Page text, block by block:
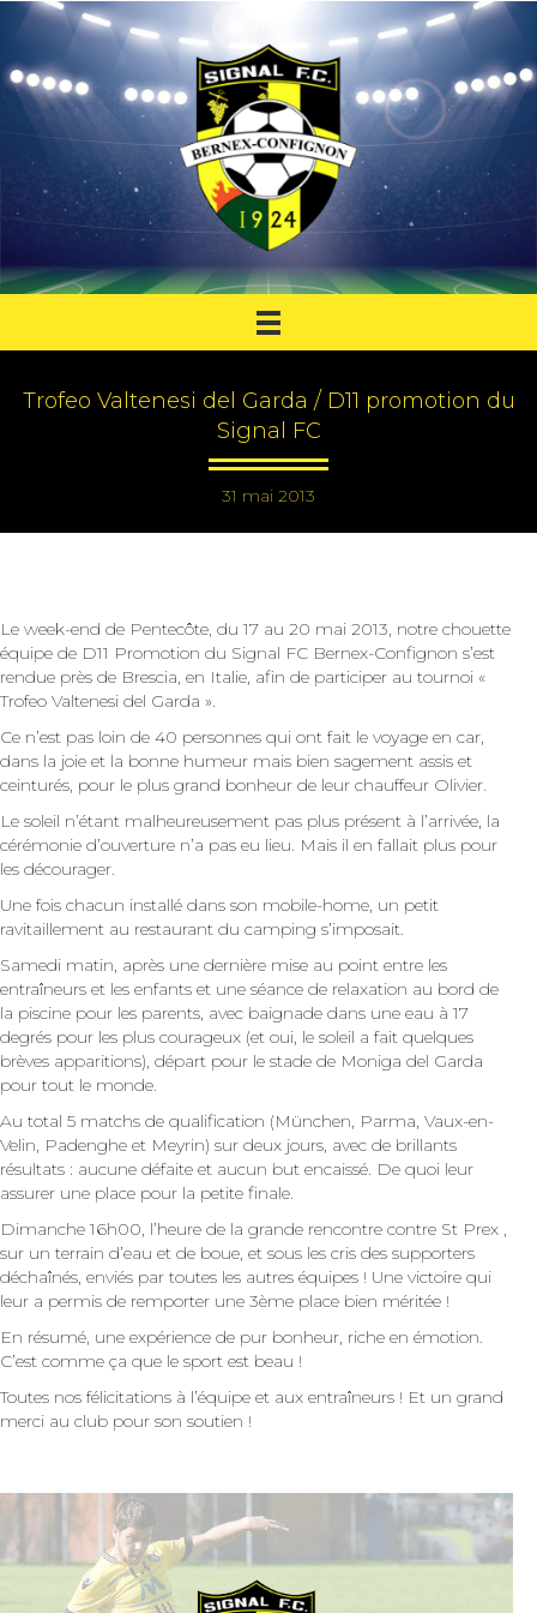
Trofeo Valtenesi del Garda / D11 promotion du
Signal FC
31 mai 2013
Le week-end de Pentecôte, du 17 au 20 mai 2013, notre chouette
équipe de D11 Promotion du Signal FC Bernex-Confignon s’est
rendue près de Brescia, en Italie, afin de participer au tournoi «
Trofeo Valtenesi del Garda ».
Ce n’est pas loin de 40 personnes qui ont fait le voyage en car,
dans la joie et la bonne humeur mais bien sagement assis et
ceinturés, pour le plus grand bonheur de leur chauffeur Olivier.
Le soleil n’étant malheureusement pas plus présent à l’arrivée, la
cérémonie d’ouverture n’a pas eu lieu. Mais il en fallait plus pour
les décourager.
Une fois chacun installé dans son mobile-home, un petit
ravitaillement au restaurant du camping s’imposait.
Samedi matin, après une dernière mise au point entre les
entraîneurs et les enfants et une séance de relaxation au bord de
la piscine pour les parents, avec baignade dans une eau à 17
degrés pour les plus courageux (et oui, le soleil a fait quelques
brèves apparitions), départ pour le stade de Moniga del Garda
pour tout le monde.
Au total 5 matchs de qualification (München, Parma, Vaux-en-
Velin, Padenghe et Meyrin) sur deux jours, avec de brillants
résultats : aucune défaite et aucun but encaissé. De quoi leur
assurer une place pour la petite finale.
Dimanche 16h00, l’heure de la grande rencontre contre St Prex ,
sur un terrain d’eau et de boue, et sous les cris des supporters
déchaînés, enviés par toutes les autres équipes ! Une victoire qui
leur a permis de remporter une 3ème place bien méritée !
En résumé, une expérience de pur bonheur, riche en émotion.
C’est comme ça que le sport est beau !
Toutes nos félicitations à l’équipe et aux entraîneurs ! Et un grand
merci au club pour son soutien !